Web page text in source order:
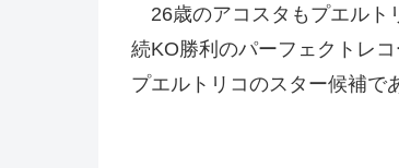
26歳のアコスタもプエルト
続KO勝利のパーフェクトレ
プエルトリコのスター候補で